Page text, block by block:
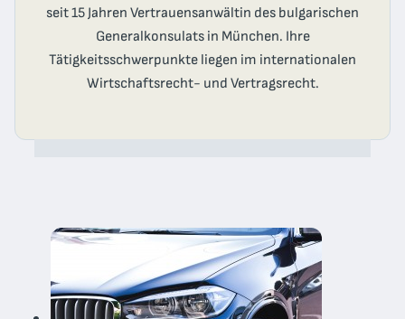
seit 15 Jahren Vertrauensanwältin des bulgarischen
Generalkonsulats in München. Ihre
Tätigkeitsschwerpunkte liegen im internationalen
Wirtschaftsrecht- und Vertragsrecht.